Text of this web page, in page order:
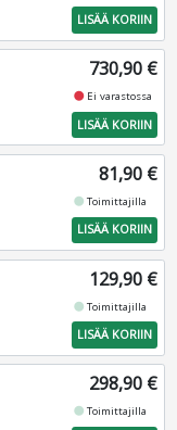
LISÄÄ KORIIN
730,90 €
fiber_manual_record Ei varastossa
LISÄÄ KORIIN
81,90 €
fiber_manual_recordToimittajilla
LISÄÄ KORIIN
129,90 €
fiber_manual_recordToimittajilla
LISÄÄ KORIIN
298,90 €
fiber_manual_recordToimittajilla